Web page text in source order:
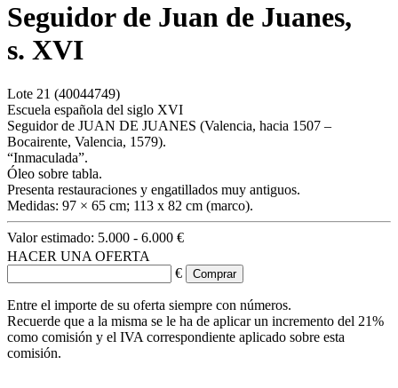
Seguidor de Juan de Juanes,
s. XVI
Lote 21 (40044749)
Escuela española del siglo XVI
Seguidor de JUAN DE JUANES (Valencia, hacia 1507 –
Bocairente, Valencia, 1579).
“Inmaculada”.
Óleo sobre tabla.
Presenta restauraciones y engatillados muy antiguos.
Medidas: 97 × 65 cm; 113 x 82 cm (marco).
Valor estimado: 5.000 - 6.000 €
HACER UNA OFERTA
€
Entre el importe de su oferta siempre con números.
Recuerde que a la misma se le ha de aplicar un incremento del 21%
como comisión y el IVA correspondiente aplicado sobre esta
comisión.